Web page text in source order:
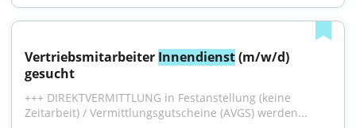
Vertriebsmitarbeiter Innendienst (m/w/d)
gesucht
+++ DIREKTVERMITTLUNG in Festanstellung (keine
Zeitarbeit) / Vermittlungsgutscheine (AVGS) werden...